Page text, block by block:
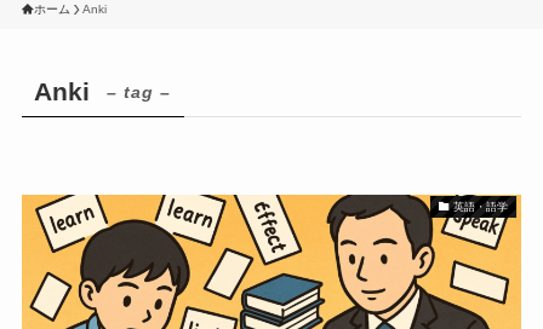
ホーム Anki
Anki – tag –
英語・語学